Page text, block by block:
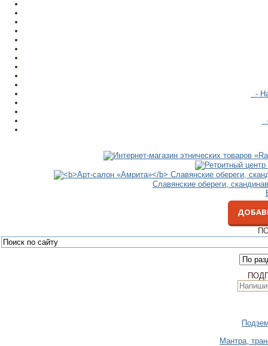
-
Славянские обереги,
Мантра,